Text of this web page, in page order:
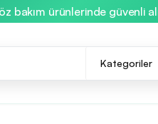
bakım ürünlerinde güvenli